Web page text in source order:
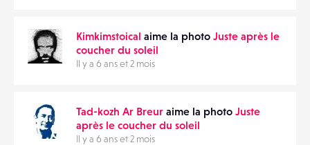
Kimkimstoical aime la photo Juste après le
coucher du soleil
Il y a 6 ans et 2 mois
Tad-kozh Ar Breur aime la photo Juste
après le coucher du soleil
Il y a 6 ans et 2 mois